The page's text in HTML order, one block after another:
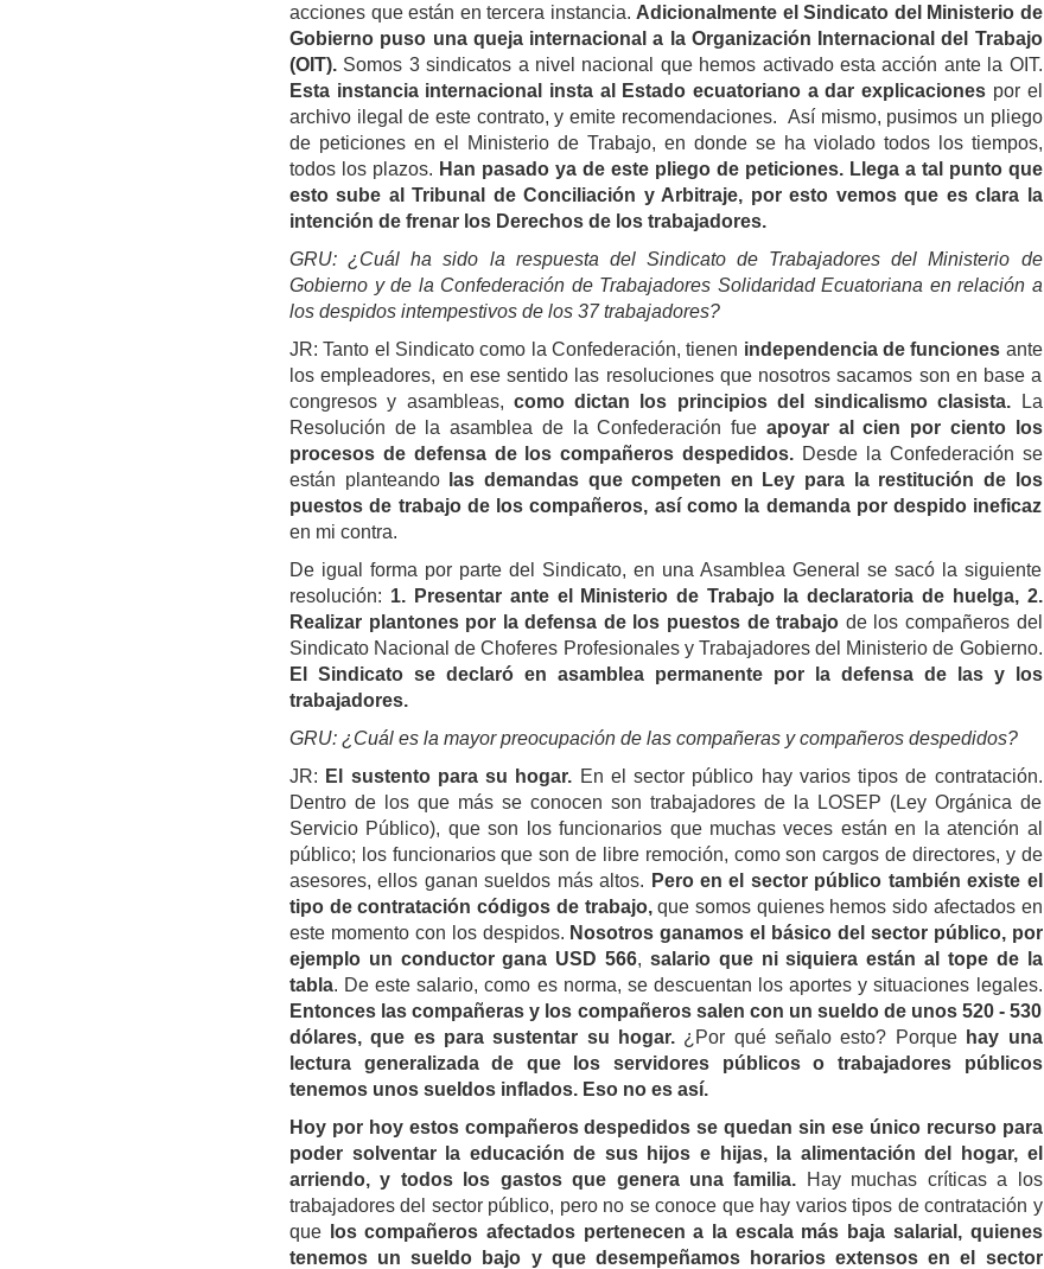
acciones que están en tercera instancia. Adicionalmente el Sindicato del Ministerio de
Gobierno puso una queja internacional a la Organización Internacional del Trabajo
(OIT). Somos 3 sindicatos a nivel nacional que hemos activado esta acción ante la OIT.
Esta instancia internacional insta al Estado ecuatoriano a dar explicaciones por el
archivo ilegal de este contrato, y emite recomendaciones. Así mismo, pusimos un pliego
de peticiones en el Ministerio de Trabajo, en donde se ha violado todos los tiempos,
todos los plazos. Han pasado ya de este pliego de peticiones. Llega a tal punto que
esto sube al Tribunal de Conciliación y Arbitraje, por esto vemos que es clara la
intención de frenar los Derechos de los trabajadores.
GRU: ¿Cuál ha sido la respuesta del Sindicato de Trabajadores del Ministerio de
Gobierno y de la Confederación de Trabajadores Solidaridad Ecuatoriana en relación a
los despidos intempestivos de los 37 trabajadores?
JR: Tanto el Sindicato como la Confederación, tienen independencia de funciones ante
los empleadores, en ese sentido las resoluciones que nosotros sacamos son en base a
congresos y asambleas, como dictan los principios del sindicalismo clasista. La
Resolución de la asamblea de la Confederación fue apoyar al cien por ciento los
procesos de defensa de los compañeros despedidos. Desde la Confederación se
están planteando
las demandas que competen en Ley para la restitución de los
puestos de trabajo de los compañeros, así como la demanda por despido ineficaz
en mi contra.
De igual forma por parte del Sindicato, en una Asamblea General se sacó la siguiente
resolución: 1. Presentar ante el Ministerio de Trabajo la declaratoria de huelga, 2.
Realizar plantones por la defensa de los puestos de trabajo de los compañeros del
Sindicato Nacional de Choferes Profesionales y Trabajadores del Ministerio de Gobierno.
El Sindicato se declaró en asamblea permanente por la defensa de las y los
trabajadores.
GRU: ¿Cuál es la mayor preocupación de las compañeras y compañeros despedidos?
JR: El sustento para su hogar. En el sector público hay varios tipos de contratación.
Dentro de los que más se conocen son trabajadores de la LOSEP (Ley Orgánica de
Servicio Público), que son los funcionarios que muchas veces están en la atención al
público; los funcionarios que son de libre remoción, como son cargos de directores, y de
asesores, ellos ganan sueldos más altos. Pero en el sector público también existe el
tipo de contratación códigos de trabajo,que somos quienes hemos sido afectados en
este momento con los despidos. Nosotros ganamos el básico del sector público, por
ejemplo un conductor gana USD 566, salario que ni siquiera están al tope de la
tabla. De este salario, como es norma, se descuentan los aportes y situaciones legales.
Entonces las compañeras y los compañeros salen con un sueldo de unos 520 - 530
dólares, que es para sustentar su hogar. ¿Por qué señalo esto? Porque hay una
lectura generalizada de que los servidores públicos o trabajadores públicos
tenemos unos sueldos inflados. Eso no es así.
Hoy por hoy estos compañeros despedidos se quedan sin ese único recurso para
poder solventar la educación de sus hijos e hijas, la alimentación del hogar, el
arriendo, y todos los gastos que genera una familia. Hay muchas críticas a los
trabajadores del sector público, pero no se conoce que hay varios tipos de contratación y
que
los compañeros afectados pertenecen a la escala más baja salarial, quienes
tenemos un sueldo bajo y que desempeñamos horarios extensos en el sector